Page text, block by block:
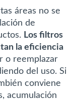
áreas no se
de
Los filtros
la eficiencia
o reemplazar
del uso. Si
conviene
acumulación